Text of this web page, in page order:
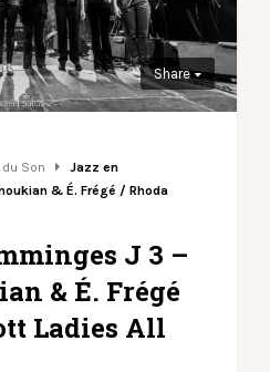
Share
Son
Jazz en
& É. Frégé / Rhoda
J 3 –
& É. Frégé
Ladies All